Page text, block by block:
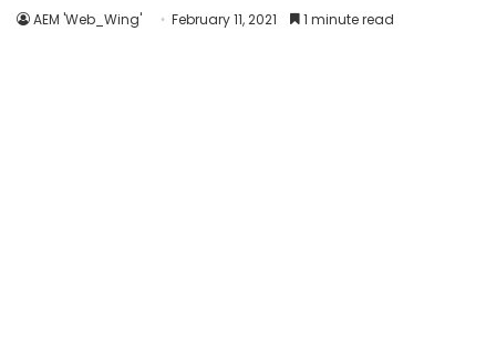
AEM 'Web_Wing' February 11, 2021 1 minute read